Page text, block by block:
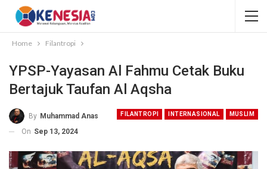
Home Filantropi
YPSP-Yayasan Al Fahmu Cetak Buku
Bertajuk Taufan Al Aqsha
FILANTROPI INTERNASIONAL MUSLIM
By Muhammad Anas
On Sep 13, 2024